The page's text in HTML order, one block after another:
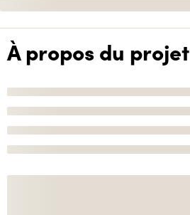
À propos du projet